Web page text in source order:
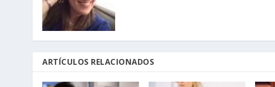
ARTÍCULOS RELACIONADOS